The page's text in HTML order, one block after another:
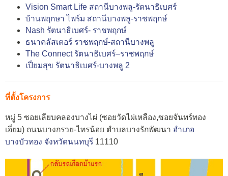
Vision Smart Life สถานีบางพลู-รัตนาธิเบศร์
บ้านพฤกษา ไพร์ม สถานีบางพลู-ราชพฤกษ์
Nash รัตนาธิเบศร์- ราชพฤกษ์
ธนาคลัสเตอร์ ราชพฤกษ์-สถานีบางพลู
The Connect รัตนาธิเบศร์–ราชพฤกษ์
เปี่ยมสุข รัตนาธิเบศร์-บางพลู 2
ที่ตั้งโครงการ
หมู่ 5 ซอยเลียบคลองบางไผ่ (ซอยวัดไผ่เหลือง,ซอยจันทร์ทอง
เอี่ยม) ถนนบางกรวย-ไทรน้อย ตำบลบางรักพัฒนา อำเภอ
บางบัวทอง จังหวัดนนทบุรี 11110